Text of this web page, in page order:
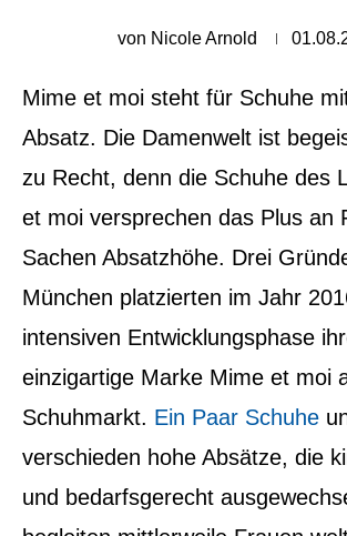
von Nicole Arnold
Mime et moi steht für Schuhe
Absatz. Die Damenwelt ist
zu Recht, denn die Schuhe des
et moi versprechen das Plus an
Sachen Absatzhöhe. Drei
München platzierten im Jahr
intensiven Entwicklungsphase
einzigartige Marke Mime et moi
Schuhmarkt. Ein Paar Schuhe
verschieden hohe Absätze, die
und bedarfsgerecht